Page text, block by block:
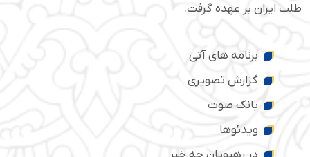
طلب ایران بر عهده گرفت.
برنامه های آتی
گزارش تصویری
بانک صوت
ویدئوها